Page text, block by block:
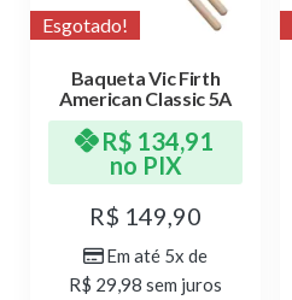
Esgotado!
Baqueta Vic Firth
American Classic 5A
R$ 149,90
Em até 5x de
R$ 29,98 sem juros
R$ 134,91
no PIX